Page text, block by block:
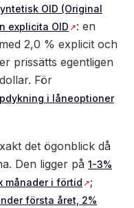
OID (Original
explicita OID
: en
2,0 % explicit och
prissätts egentligen
För
i låneoptioner
det ögonblick då
Den ligger på 1-3%
månader i förtid
;
första året, 2%